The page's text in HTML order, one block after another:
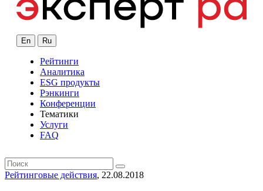
En Ru
Рейтинги
Аналитика
ESG продукты
Рэнкинги
Конференции
Тематики
Услуги
FAQ
Рейтинговые действия, 22.08.2018